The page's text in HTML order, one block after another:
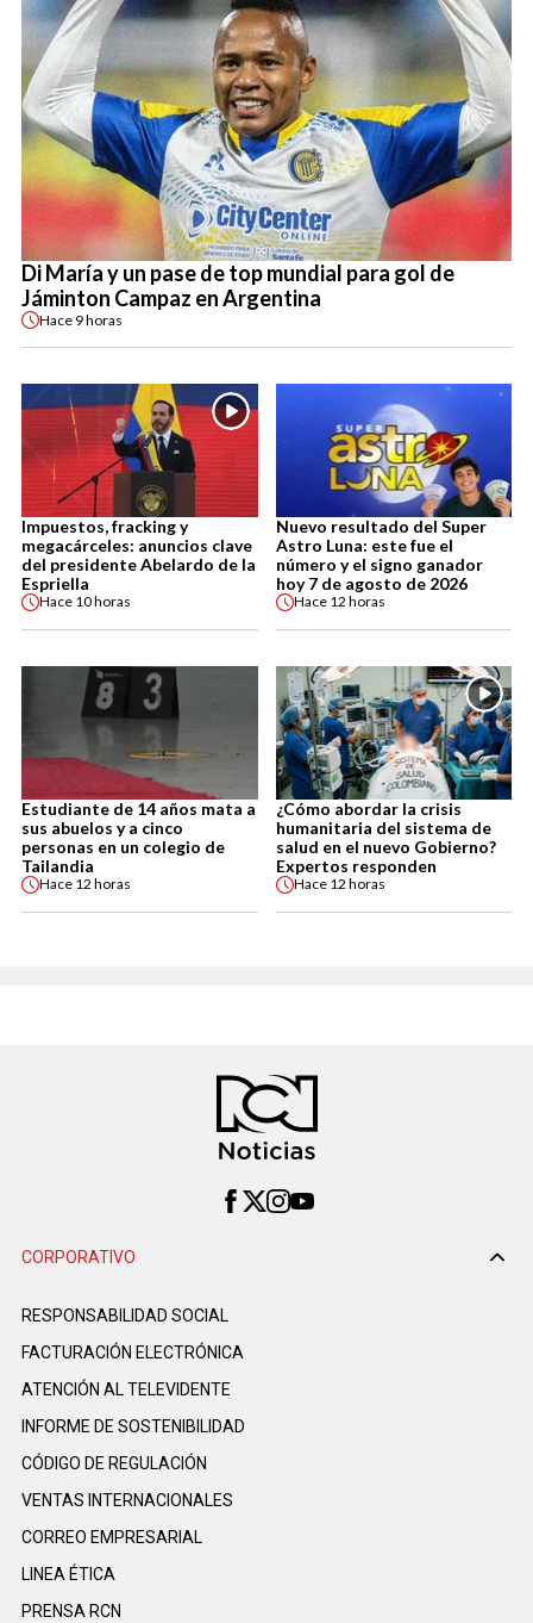
Di María y un pase de top mundial para gol de
Jáminton Campaz en Argentina
Hace 9 horas
Impuestos, fracking y
megacárceles: anuncios clave
del presidente Abelardo de la
Espriella
Hace 10 horas
Nuevo resultado del Super
Astro Luna: este fue el
número y el signo ganador
hoy 7 de agosto de 2026
Hace 12 horas
Estudiante de 14 años mata a
sus abuelos y a cinco
personas en un colegio de
Tailandia
Hace 12 horas
¿Cómo abordar la crisis
humanitaria del sistema de
salud en el nuevo Gobierno?
Expertos responden
Hace 12 horas
CORPORATIVO
RESPONSABILIDAD SOCIAL
FACTURACIÓN ELECTRÓNICA
ATENCIÓN AL TELEVIDENTE
INFORME DE SOSTENIBILIDAD
CÓDIGO DE REGULACIÓN
VENTAS INTERNACIONALES
CORREO EMPRESARIAL
LINEA ÉTICA
PRENSA RCN